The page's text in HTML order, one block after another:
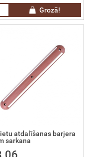
Grozā!
atdalīšanas barjera
sarkana